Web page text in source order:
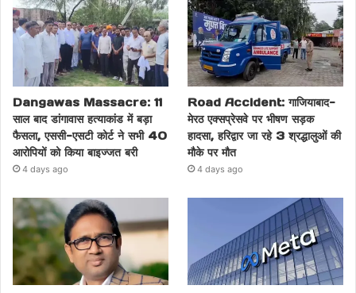
Dangawas Massacre: 11
साल बाद डांगावास हत्याकांड में बड़ा
फैसला, एससी-एसटी कोर्ट ने सभी 40
आरोपियों को किया बाइज्जत बरी
4 days ago
Road Accident: गाजियाबाद-
मेरठ एक्सप्रेसवे पर भीषण सड़क
हादसा, हरिद्वार जा रहे 3 श्रद्धालुओं की
मौके पर मौत
4 days ago